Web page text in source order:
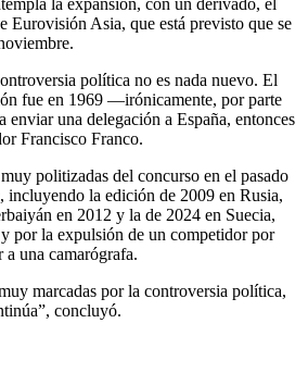
Eurovisión Asia, que está previsto que se
política no es nada nuevo. El
fue en 1969 —irónicamente, por parte
enviar una delegación a España, entonces
Francisco Franco.
politizadas del concurso en el pasado
incluyendo la edición de 2009 en Rusia,
en 2012 y la de 2024 en Suecia,
por la expulsión de un competidor por
a una camarógrafa.
marcadas por la controversia política,
concluyó.